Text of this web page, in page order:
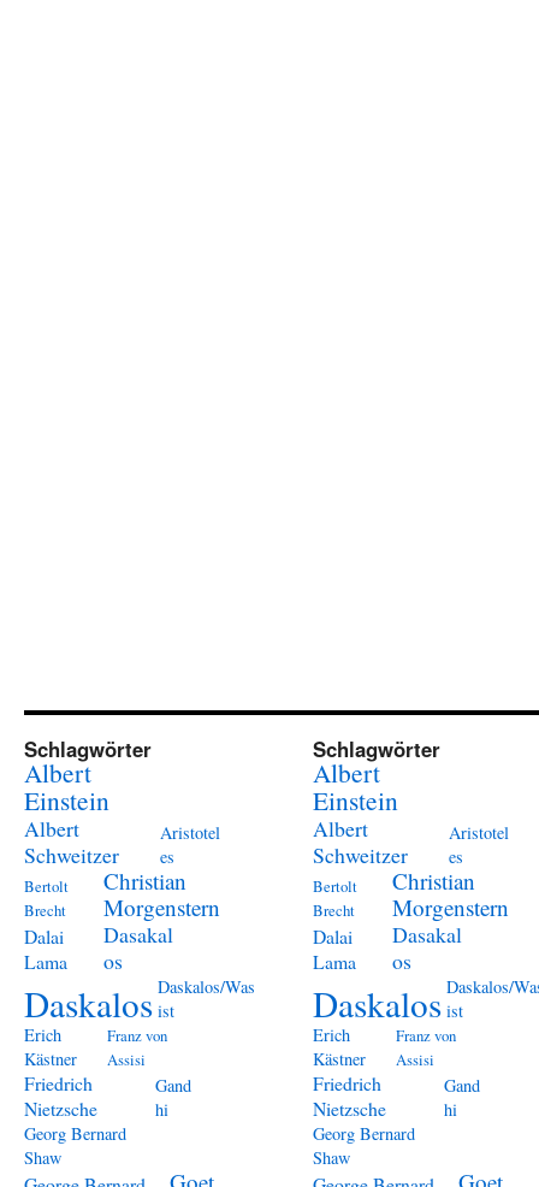
Schlagwörter
Albert
Einstein
Albert
Schweitzer
Aristotel
es
Bertolt
Brecht
Christian
Morgenstern
Dalai
Lama
Dasakal
os
Daskalos Daskalos/Was
ist
Erich
Kästner
Franz von
Assisi
Friedrich
Nietzsche
Gand
hi
Georg Bernard
Shaw
Schlagwörter
Albert
Einstein
Albert
Schweitzer
Aristotel
es
Bertolt
Brecht
Christian
Morgenstern
Dalai
Lama
Dasakal
os
Daskalos Daskalos/
ist
Erich
Kästner
Franz von
Assisi
Friedrich
Nietzsche
Gand
hi
Georg Bernard
Shaw